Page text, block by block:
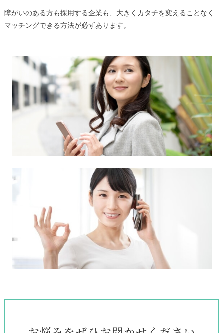
障がいのある方も採用する企業も、大きくカタチを変えることなく
マッチングできる方法が必ずあります。